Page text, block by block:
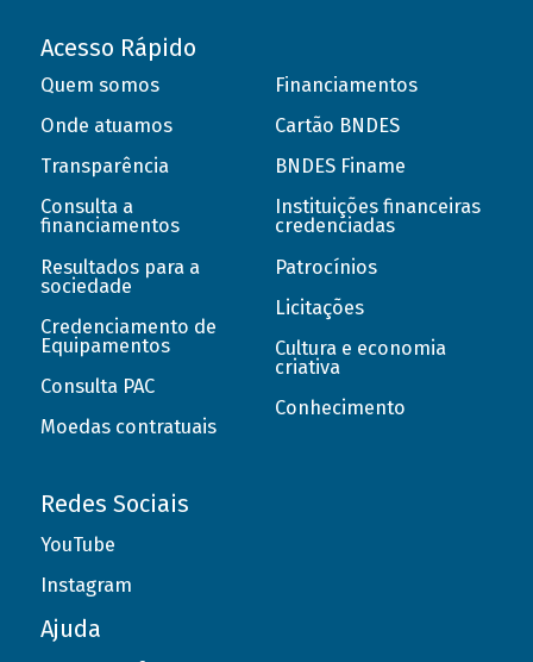
Acesso Rápido
Quem somos
Onde atuamos
Transparência
Consulta a
financiamentos
Resultados para a
sociedade
Credenciamento de
Equipamentos
Consulta PAC
Moedas contratuais
Financiamentos
Cartão BNDES
BNDES Finame
Instituições financeiras
credenciadas
Patrocínios
Licitações
Cultura e economia
criativa
Conhecimento
Redes Sociais
YouTube
Instagram
Ajuda